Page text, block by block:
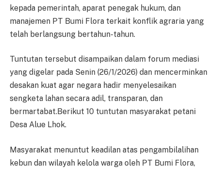
kepada pemerintah, aparat penegak hukum, dan
manajemen PT Bumi Flora terkait konflik agraria yang
telah berlangsung bertahun-tahun.
Tuntutan tersebut disampaikan dalam forum mediasi
yang digelar pada Senin (26/1/2026) dan mencerminkan
desakan kuat agar negara hadir menyelesaikan
sengketa lahan secara adil, transparan, dan
bermartabat.Berikut 10 tuntutan masyarakat petani
Desa Alue Lhok.
Masyarakat menuntut keadilan atas pengambilalihan
kebun dan wilayah kelola warga oleh PT Bumi Flora,